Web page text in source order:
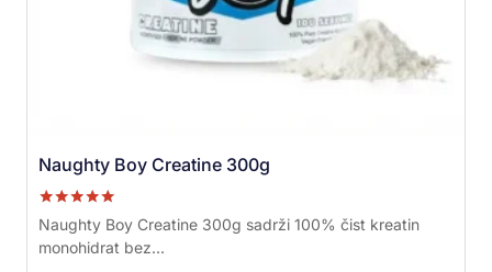
Naughty Boy Creatine 300g
Ocenjeno sa
5.00
od 5
Naughty Boy Creatine 300g sadrži 100% čist kreatin
monohidrat bez...